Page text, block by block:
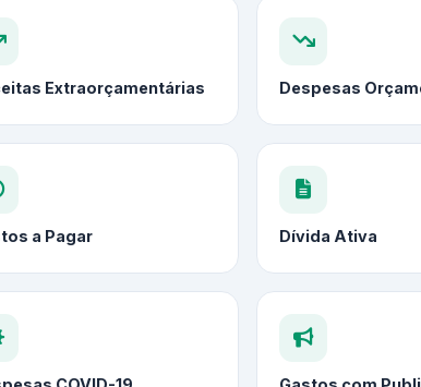
Extraorçamentárias Despesas
a Pagar Dívida Ativa